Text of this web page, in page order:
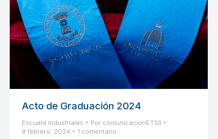
Acto de Graduación 2024
Escuela Industriales Por comunicacionETSII
8 febrero, 2024
1 comentario